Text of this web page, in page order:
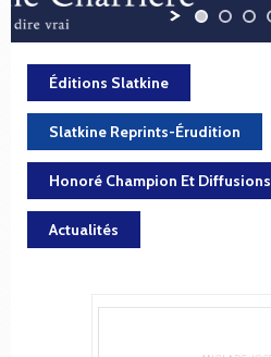
Éditions Slatkine
Slatkine Reprints-Érudition
Honoré Champion Et Diffusions
Actualités